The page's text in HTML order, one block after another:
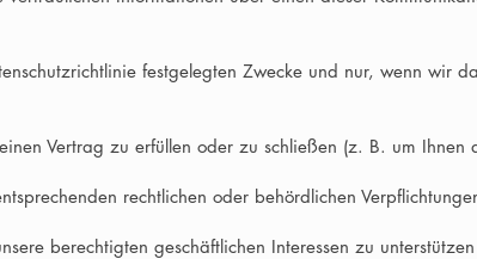
festgelegten Zwecke und nur, wenn wir
Vertrag zu erfüllen oder zu schließen (z. B. um Ihnen
rechtlichen oder behördlichen
berechtigten geschäftlichen Interessen zu